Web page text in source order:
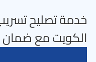
خدمة تصليح
الكويت مع ضمان